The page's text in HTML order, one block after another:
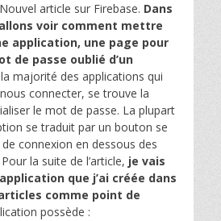
Nouvel article sur Firebase. Dans
voir comment mettre
application, une page pour
de passe oublié d’un
majorité des applications qui
connecter, se trouve la
le mot de passe. La plupart
se traduit par un bouton se
connexion en dessous des
la suite de l’article, je vais
que j’ai créée dans
comme point de
possède :